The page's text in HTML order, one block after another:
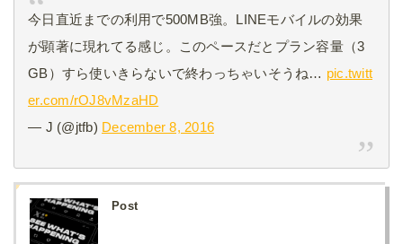
今日直近までの利用で500MB強。LINEモバイルの効果
が顕著に現れてる感じ。このペースだとプラン容量（3
GB）すら使いきらないで終わっちゃいそうね… pic.twitt
er.com/rOJ8vMzaHD
— J (@jtfb) December 8, 2016
Post